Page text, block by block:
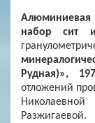
Алюминиевая
набор сит
Рудная)»,
отложений
Разжигаевой.